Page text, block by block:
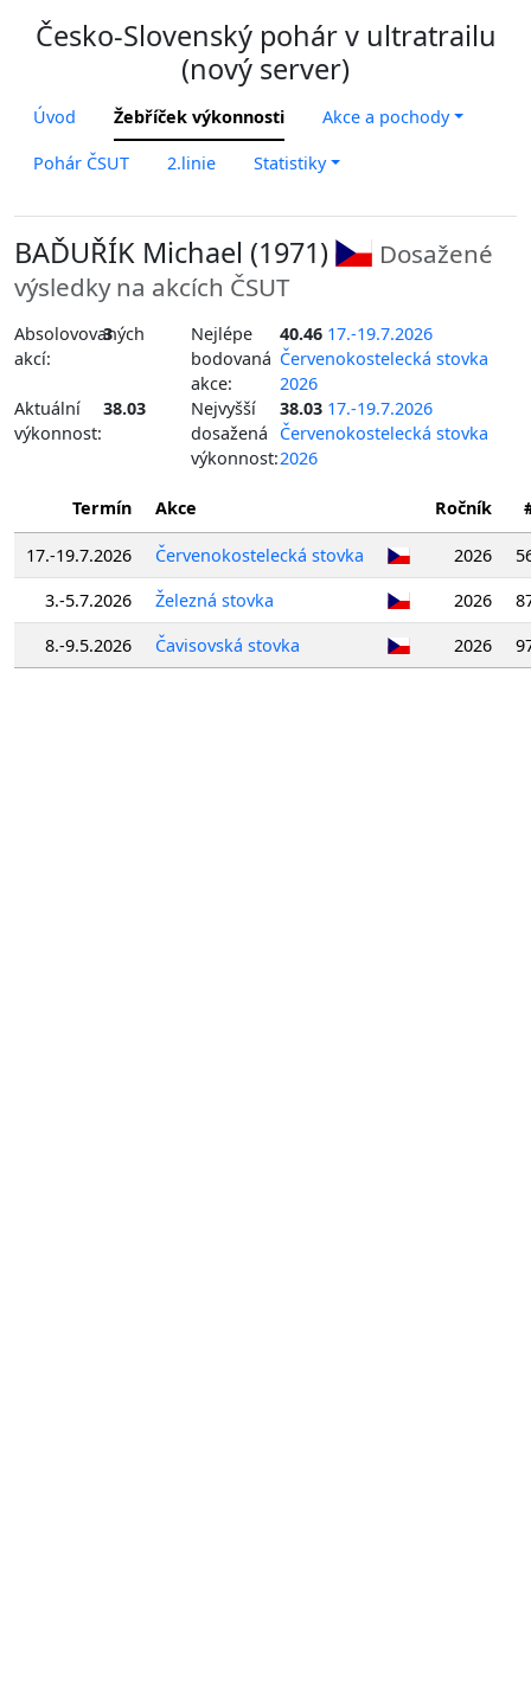
Česko-Slovenský pohár v ultratrailu
(nový server)
Úvod Žebříček výkonnosti Akce a pochody
Pohár ČSUT 2.linie Statistiky
BAĎUŘÍK Michael (1971)
Dosažené
výsledky na akcích ČSUT
Absolovovaných
akcí:
3
Nejlépe
bodovaná
akce:
40.46 17.-19.7.2026
Červenokostelecká stovka
2026
Aktuální
výkonnost:
38.03
Nejvyšší
dosažená
výkonnost:
38.03 17.-19.7.2026
Červenokostelecká stovka
2026
Termín Akce Ročník
17.-19.7.2026 Červenokostelecká stovka 2026
3.-5.7.2026
Železná stovka 2026
8.-9.5.2026
Čavisovská stovka 2026